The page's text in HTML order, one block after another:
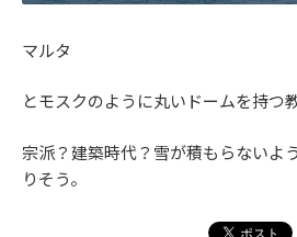
マルタ
とモスクのように丸いドームを持つ
宗派？建築時代？雪が積もらないよ
りそう。